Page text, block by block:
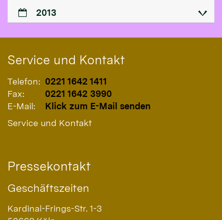
2013
Service und Kontakt
Telefon: 0221 1642 1411
Fax:
0221 1642 3990
E-Mail:
Klick zum E-Mail senden
Service und Kontakt
Pressekontakt
Geschäftszeiten
Kardinal-Frings-Str. 1-3